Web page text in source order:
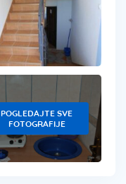
POGLEDAJTE SVE
FOTOGRAFIJE